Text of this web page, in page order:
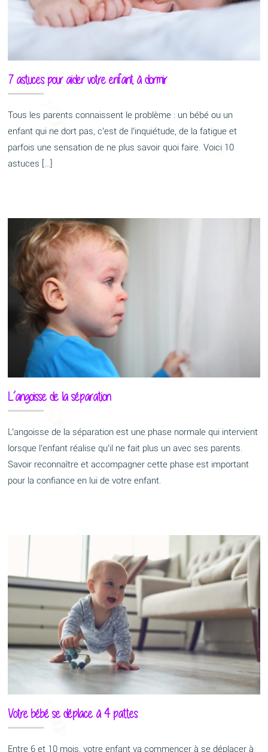
7 astuces pour aider votre enfant à dormir
Tous les parents connaissent le problème : un bébé ou un
enfant qui ne dort pas, c’est de l’inquiétude, de la fatigue et
parfois une sensation de ne plus savoir quoi faire. Voici 10
astuces […]
L’angoisse de la séparation
L’angoisse de la séparation est une phase normale qui intervient
lorsque l’enfant réalise qu’il ne fait plus un avec ses parents.
Savoir reconnaître et accompagner cette phase est important
pour la confiance en lui de votre enfant.
Votre bébé se déplace à 4 pattes
Entre 6 et 10 mois, votre enfant va commencer à se déplacer à